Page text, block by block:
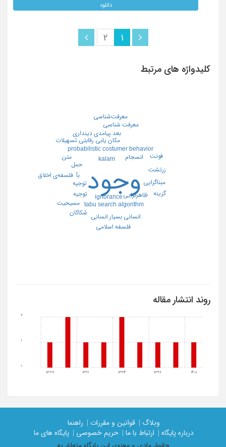
دانلود
1
2
کلیدواژه های مرتبط
وجود
ignorance
kalam
probabilistic costumer behavior
tabu search algorithm
انسانی بسیار انسانی
انسجام
بعد پیامدی دینداری
توجیه
ظاهرگرایی
مبناگرایی
معرفت شناسی
مکان یابی رقابتی تسهیلات
بآ
توجیه
حمل
زرتشت
شکاکان
فلسفه اسلامی
فلسفه‌ی اخلاق
فونت
گزینه
متن
مسیحیت
معرفت‌شناسی
روند انتشار مقاله
1387 1391 1394 1399 1401
0
1
2
وبلاگ | قوانین و مقررات |
راهنما
درباره پایگاه |
ارتباط با ما | حریم خصوصی |
پایگاه های ما
حقوق مادی و معنوی اين پايگاه متعلق به